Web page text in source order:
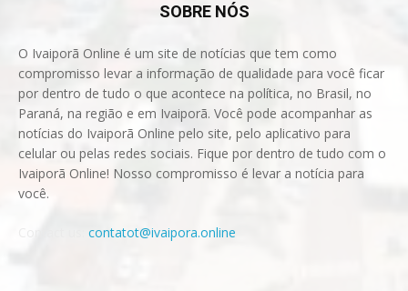
SOBRE NÓS
O Ivaiporã Online é um site de notícias que tem como
compromisso levar a informação de qualidade para você ficar
por dentro de tudo o que acontece na política, no Brasil, no
Paraná, na região e em Ivaiporã. Você pode acompanhar as
notícias do Ivaiporã Online pelo site, pelo aplicativo para
celular ou pelas redes sociais. Fique por dentro de tudo com o
Ivaiporã Online! Nosso compromisso é levar a notícia para
você.
contatot@ivaipora.online